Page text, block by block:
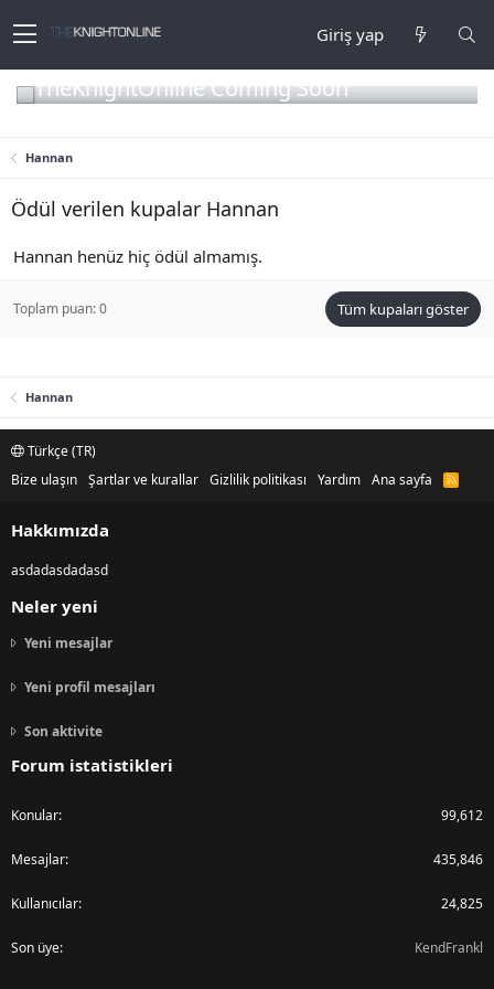
Giriş yap
TheKnightOnline Coming Soon
Hannan
Ödül verilen kupalar Hannan
Hannan henüz hiç ödül almamış.
Toplam puan: 0 Tüm kupaları göster
Hannan
Türkçe (TR)
Bize ulaşın Şartlar ve kurallar Gizlilik politikası Yardım Ana sayfa
R
Hakkımızda
asdadasdadasd
Neler yeni
Yeni mesajlar
Yeni profil mesajları
Son aktivite
Forum istatistikleri
Konular 99,612
Mesajlar 435,846
Kullanıcılar 24,825
Son üye KendFrankl